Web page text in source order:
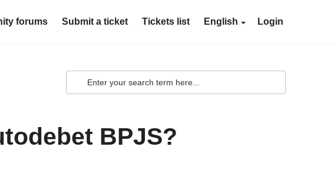
forums Submit a ticket Tickets list English Login
BPJS?